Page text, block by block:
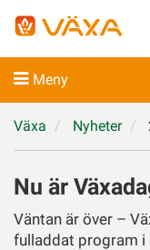
Meny
Växa Nyheter
Nu är
Väntan är över –
fulladdat program i